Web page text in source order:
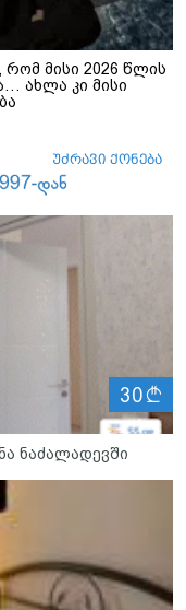
რომ მისი 2026 წლის
ახლა კი მისი
30
ნაძალადევში